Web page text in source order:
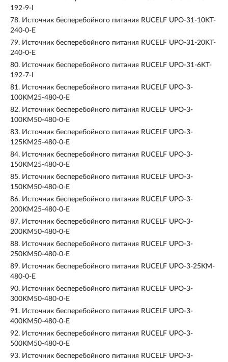
192-9-I
78. Источник бесперебойного питания RUCELF UPO-31-10KT-
240-0-E
79. Источник бесперебойного питания RUCELF UPO-31-20KT-
240-0-E
80. Источник бесперебойного питания RUCELF UPO-31-6KT-
192-7-I
81. Источник бесперебойного питания RUCELF UPO-3-
100KM25-480-0-E
82. Источник бесперебойного питания RUCELF UPO-3-
100KМ50-480-0-E
83. Источник бесперебойного питания RUCELF UPO-3-
125KM25-480-0-E
84. Источник бесперебойного питания RUCELF UPO-3-
150KM25-480-0-E
85. Источник бесперебойного питания RUCELF UPO-3-
150KМ50-480-0-E
86. Источник бесперебойного питания RUCELF UPO-3-
200KM25-480-0-E
87. Источник бесперебойного питания RUCELF UPO-3-
200KМ50-480-0-E
88. Источник бесперебойного питания RUCELF UPO-3-
250KМ50-480-0-E
89. Источник бесперебойного питания RUCELF UPO-3-25KM-
480-0-E
90. Источник бесперебойного питания RUCELF UPO-3-
300KМ50-480-0-E
91. Источник бесперебойного питания RUCELF UPO-3-
400KМ50-480-0-E
92. Источник бесперебойного питания RUCELF UPO-3-
500KМ50-480-0-E
93. Источник бесперебойного питания RUCELF UPO-3-